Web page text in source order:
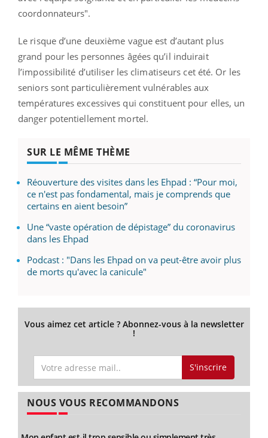
coordonnateurs".
Le risque d’une deuxième vague est d’autant plus
grand pour les personnes âgées qu’il induirait
l’impossibilité d’utiliser les climatiseurs cet été. Or les
seniors sont particulièrement vulnérables aux
températures excessives qui constituent pour elles, un
danger potentiellement mortel.
SUR LE MÊME THÈME
Réouverture des visites dans les Ehpad : “Pour moi,
ce n'est pas fondamental, mais je comprends que
certains en aient besoin”
Une “vaste opération de dépistage” du coronavirus
dans les Ehpad
Podcast : "Dans les Ehpad on va peut-être avoir plus
de morts qu'avec la canicule"
Vous aimez cet article ? Abonnez-vous à la newsletter
!
S'inscrire
NOUS VOUS RECOMMANDONS